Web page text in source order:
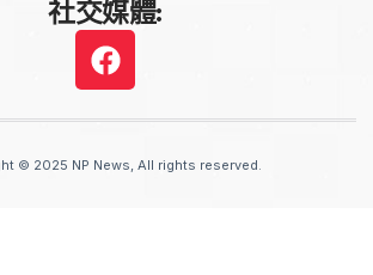
社交媒體:
© 2025 NP News, All rights reserved.